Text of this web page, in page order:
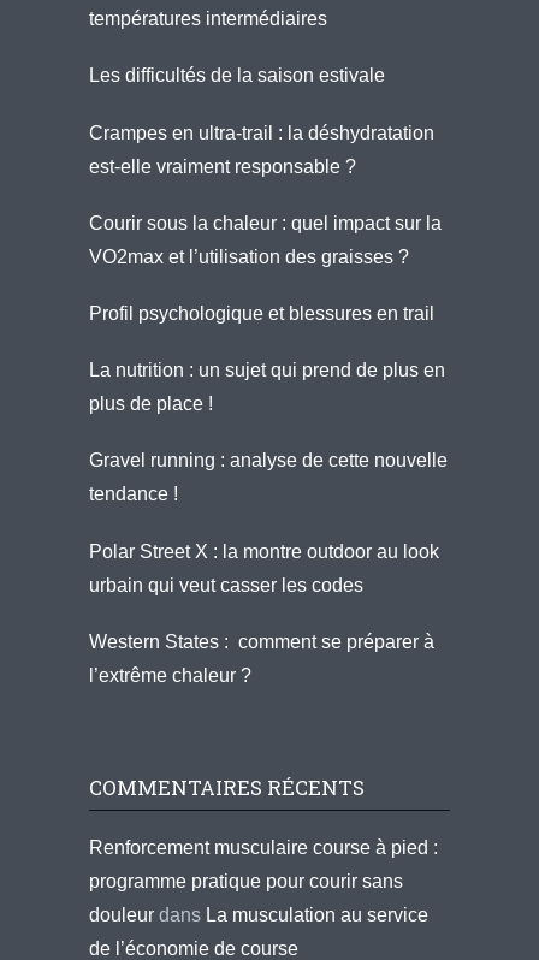
températures intermédiaires
Les difficultés de la saison estivale
Crampes en ultra-trail : la déshydratation
est-elle vraiment responsable ?
Courir sous la chaleur : quel impact sur la
VO2max et l’utilisation des graisses ?
Profil psychologique et blessures en trail
La nutrition : un sujet qui prend de plus en
plus de place !
Gravel running : analyse de cette nouvelle
tendance !
Polar Street X : la montre outdoor au look
urbain qui veut casser les codes
Western States : comment se préparer à
l’extrême chaleur ?
COMMENTAIRES RÉCENTS
Renforcement musculaire course à pied :
programme pratique pour courir sans
douleur dans La musculation au service
de l’économie de course